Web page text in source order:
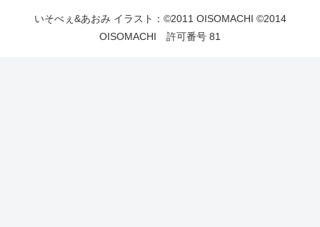
いそべぇ&あおみ イラスト：©2011 OISOMACHI ©2014
OISOMACHI 許可番号 81